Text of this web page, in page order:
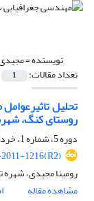
نویسنده =
تعداد مقالات: 1
تحلیل
روستای کنگ،
دوره 5، شماره 1، خرداد 1400، صفحه
1216(R2)
رومینا مجیدی، شهره
مشاهده مقاله